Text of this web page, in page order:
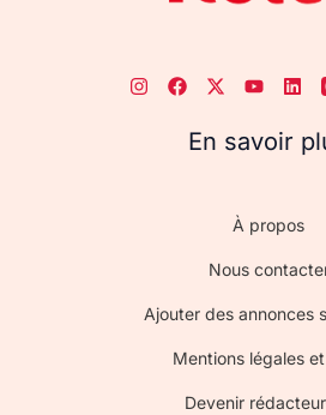
En savoir
À propos
Nous
Ajouter des annonces
Mentions légales et
Devenir